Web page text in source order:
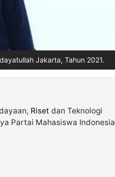
Jakarta, Tahun 2021.
Riset dan Teknologi
Partai Mahasiswa Indonesia